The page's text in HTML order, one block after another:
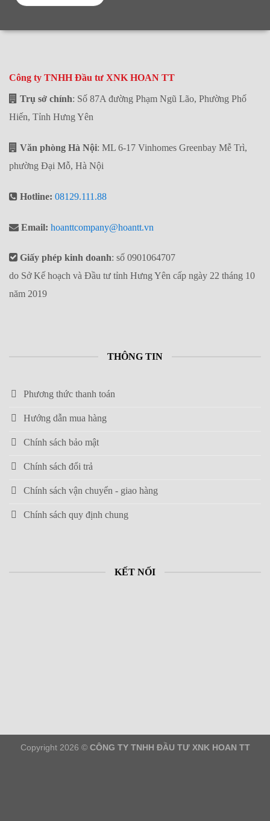
Công ty TNHH Đầu tư XNK HOAN TT
Trụ sở chính: Số 87A đường Phạm Ngũ Lão, Phường Phố
Hiến, Tỉnh Hưng Yên
Văn phòng Hà Nội: ML 6-17 Vinhomes Greenbay Mễ Trì,
phường Đại Mỗ, Hà Nội
Hotline: 08129.111.88
Email: hoanttcompany@hoantt.vn
Giấy phép kinh doanh: số 0901064707
do Sở Kế hoạch và Đầu tư tỉnh Hưng Yên cấp ngày 22 tháng 10
năm 2019
THÔNG TIN
Phương thức thanh toán
Hướng dẫn mua hàng
Chính sách bảo mật
Chính sách đổi trả
Chính sách vận chuyển - giao hàng
Chính sách quy định chung
KẾT NỐI
Copyright 2026 © CÔNG TY TNHH ĐẦU TƯ XNK HOAN TT